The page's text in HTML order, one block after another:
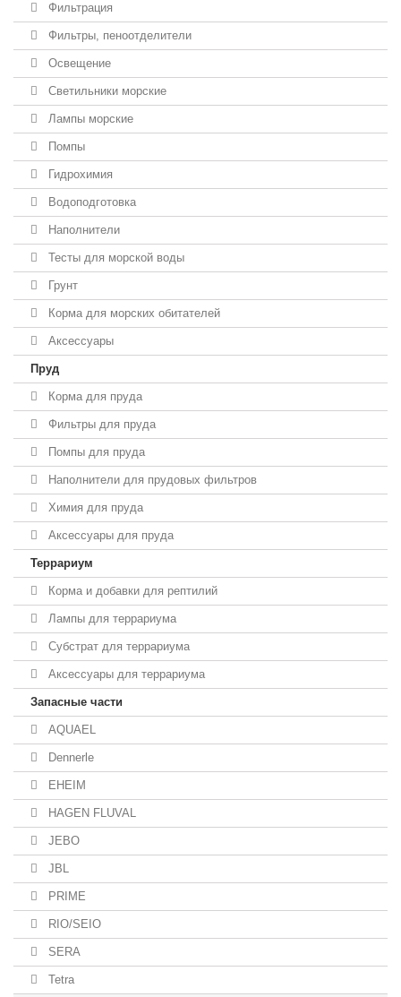
Фильтрация
Фильтры, пеноотделители
Освещение
Светильники морские
Лампы морские
Помпы
Гидрохимия
Водоподготовка
Наполнители
Тесты для морской воды
Грунт
Корма для морских обитателей
Аксессуары
Пруд
Корма для пруда
Фильтры для пруда
Помпы для пруда
Наполнители для прудовых фильтров
Химия для пруда
Аксессуары для пруда
Террариум
Корма и добавки для рептилий
Лампы для террариума
Субстрат для террариума
Аксессуары для террариума
Запасные части
AQUAEL
Dennerle
EHEIM
HAGEN FLUVAL
JEBO
JBL
PRIME
RIO/SEIO
SERA
Tetra